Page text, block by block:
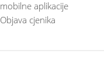
mobilne aplikacije
Objava cjenika